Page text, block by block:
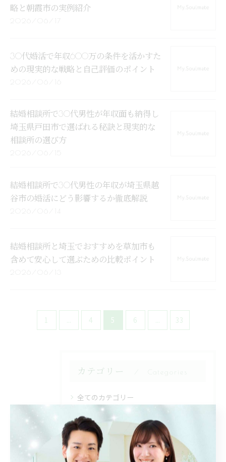
略と朝霞市の実例紹介
2026/06/17
30代婚活で年収600万の条件を活かすた
めの現実的な戦略と自己評価のポイント
結婚相談所で30代男性が年収面も納得し
埼玉県戸田市で選ばれる秘訣と現実的な
相談所の選び方
結婚相談所で30代男性の年収が埼玉県越
谷市の婚活にどう影響するか徹底解説
2026/06/14
結婚相談所と埼玉でおすすめを草加市も
含めて安心して選ぶための比較ポイント
1 ... 4 5 6 ... 33
カテゴリー
全てのカテゴリー
婚活疲れ・前向き・再スタート
結婚相談所・ランキング・30代
結婚相談所・おすすめ・埼玉